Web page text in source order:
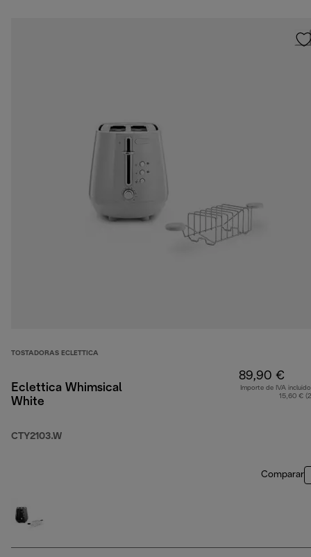
TOSTADORAS ECLETTICA
Eclettica Whimsical
White
CTY2103.W
89,90 €
Importe de IVA
15,60 €
Comparar